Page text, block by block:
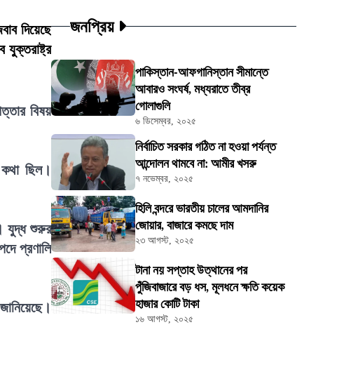
দিয়েছে
যুক্তরাষ্ট্র
বিষয়
ছিল।
যুদ্ধ শুরুর
প্রণালি
জনপ্রিয়
পাকিস্তান-আফগানিস্তান সীমান্তে
আবারও সংঘর্ষ, মধ্যরাতে তীব্র
গোলাগুলি
৬ ডিসেম্বর, ২০২৫
নির্বাচিত সরকার গঠিত না হওয়া পর্যন্ত
আন্দোলন থামবে না: আমীর খসরু
৭ নভেম্বর, ২০২৫
হিলি বন্দরে ভারতীয় চালের আমদানির
জোয়ার, বাজারে কমছে দাম
২৩ আগস্ট, ২০২৫
টানা নয় সপ্তাহ উত্থানের পর
পুঁজিবাজারে বড় ধস, মূলধনে ক্ষতি কয়েক
হাজার কোটি টাকা
১৬ আগস্ট, ২০২৫